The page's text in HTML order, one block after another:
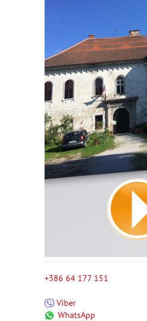
+386 64 177 151
Viber
WhatsApp